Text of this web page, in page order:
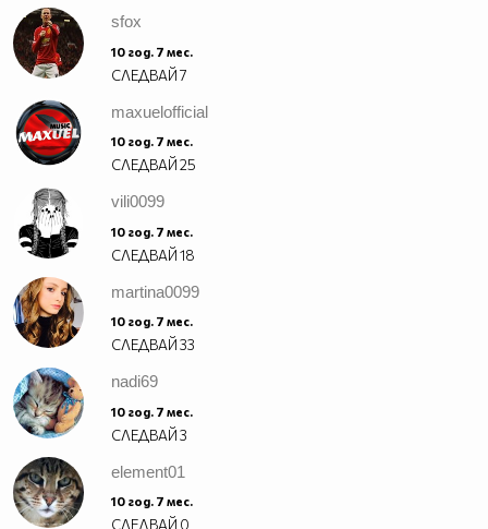
sfox
10 год. 7 мес.
СЛЕДВАЙ7
maxuelofficial
10 год. 7 мес.
СЛЕДВАЙ25
vili0099
10 год. 7 мес.
СЛЕДВАЙ18
martina0099
10 год. 7 мес.
СЛЕДВАЙ33
nadi69
10 год. 7 мес.
СЛЕДВАЙ3
element01
10 год. 7 мес.
СЛЕДВАЙ 0